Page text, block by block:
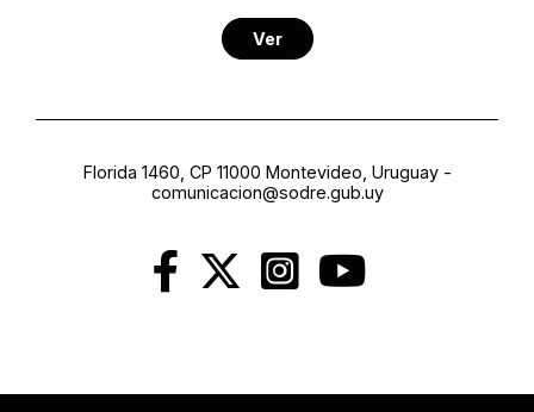
Ver
Florida 1460, CP 11000 Montevideo, Uruguay-
comunicacion@sodre.gub.uy